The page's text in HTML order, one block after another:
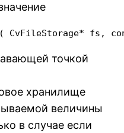
CvFileStorage* fs,
точкой
хранилище
величины
в случае если